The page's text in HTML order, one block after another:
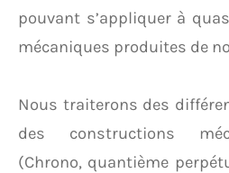
pouvant s’appliquer à
mécaniques produites de
Nous traiterons des
des constructions
(Chrono, quantième